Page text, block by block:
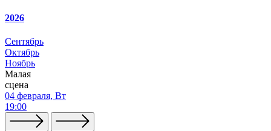
2026
Сентябрь
Октябрь
Ноябрь
Малая
сцена
04 февраля, Вт
19:00